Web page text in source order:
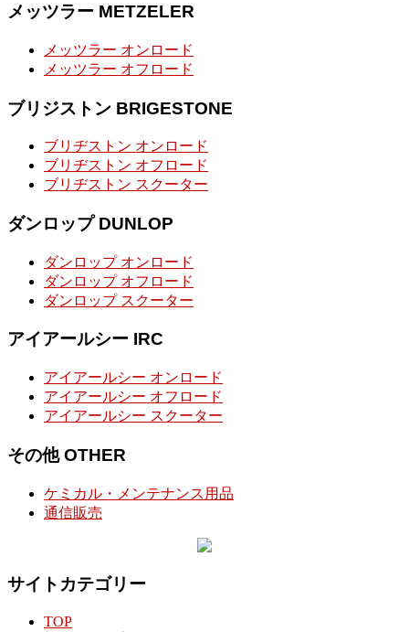
メッツラー METZELER
メッツラー オンロード
メッツラー オフロード
ブリジストン BRIGESTONE
ブリヂストン オンロード
ブリヂストン オフロード
ブリヂストン スクーター
ダンロップ DUNLOP
ダンロップ オンロード
ダンロップ オフロード
ダンロップ スクーター
アイアールシー IRC
アイアールシー オンロード
アイアールシー オフロード
アイアールシー スクーター
その他 OTHER
ケミカル・メンテナンス用品
通信販売
サイトカテゴリー
TOP